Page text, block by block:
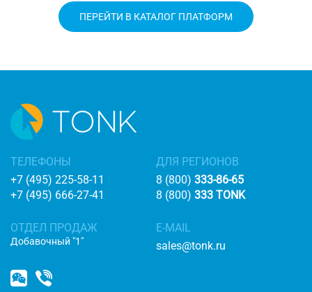
ПЕРЕЙТИ В КАТАЛОГ ПЛАТФОРМ
ТЕЛЕФОНЫ
+7 (495) 225-58-11
+7 (495) 666-27-41
ДЛЯ РЕГИОНОВ
8 (800) 333-86-65
8 (800) 333 TONK
ОТДЕЛ ПРОДАЖ
Добавочный "1"
E-MAIL
sales@tonk.ru